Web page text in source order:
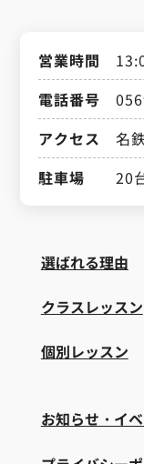
営業時間
電話番号
アクセス
名
駐車場
20
選ばれる理由
クラスレッスン
個別レッスン
お知らせ・イ